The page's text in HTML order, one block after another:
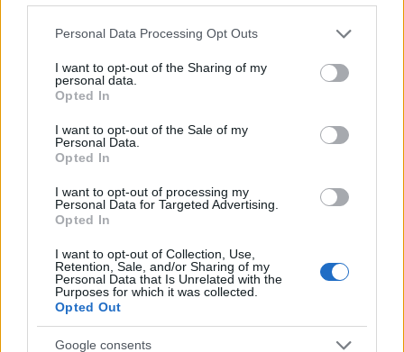
Please note that this website/app uses one or more Google
not limited to your visit or usage behaviour. You may click to
grant or deny consent to Google and its third-party tags to
use your data for below specified purposes in below Google
consent section.
Personal Data Processing Opt Outs
I want to opt-out of the Sharing of my
personal data.
Opted In
I want to opt-out of the Sale of my
Personal Data.
Opted In
I want to opt-out of processing my
Personal Data for Targeted Advertising.
Opted In
I want to opt-out of Collection, Use,
Retention, Sale, and/or Sharing of my
Personal Data that Is Unrelated with the
Purposes for which it was collected.
Opted Out
Google consents
Σύμφωνα με στοιχεία που προέκυψαν από έρευνες
Αλφρέδο Γκαραβίτο παρίστανε τον άστεγο, τον
ιερομόναχο ή τον πλανόδιο πωλητή και δελέαζε
παιδιά προσφέροντάς τους δώρα ή χρήματα
προτού στις περισσότερες περιπτώσεις τα βιάσει
Γνωστός επίσης ως «Το Κτήνος», ο άνδρας,
γεννημένος στη Χένοβα, μικρή κοινότητα στο
κεντροδυτικό τμήμα της χώρας, συνόδευε τις
δολοφονίες με πράξεις ακραίας βαρβαρότητας.
Έκοβε τα γεννητικά όργανα των θυμάτων του και